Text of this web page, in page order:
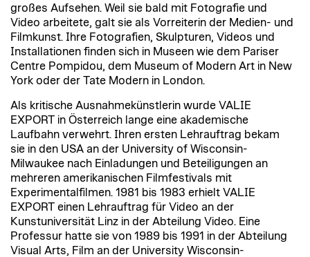
großes Aufsehen. Weil sie bald mit Fotografie und
Video arbeitete, galt sie als Vorreiterin der Medien- und
Filmkunst. Ihre Fotografien, Skulpturen, Videos und
Installationen finden sich in Museen wie dem Pariser
Centre Pompidou, dem Museum of Modern Art in New
York oder der Tate Modern in London.
Als kritische Ausnahmekünstlerin wurde VALIE
EXPORT in Österreich lange eine akademische
Laufbahn verwehrt. Ihren ersten Lehrauftrag bekam
sie in den USA an der University of Wisconsin-
Milwaukee nach Einladungen und Beteiligungen an
mehreren amerikanischen Filmfestivals mit
Experimentalfilmen. 1981 bis 1983 erhielt VALIE
EXPORT einen Lehrauftrag für Video an der
Kunstuniversität Linz in der Abteilung Video. Eine
Professur hatte sie von 1989 bis 1991 in der Abteilung
Visual Arts, Film an der University Wisconsin-